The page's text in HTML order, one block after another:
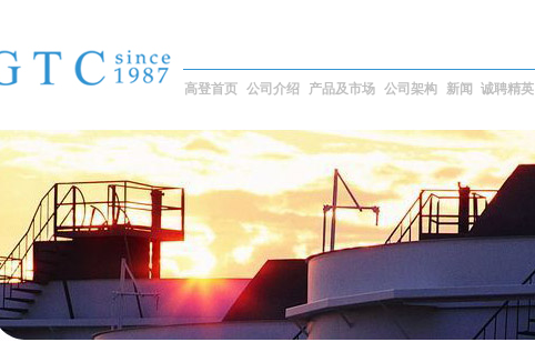
高登首页 公司介绍 产品及市场 公司架构 新闻 诚聘精英